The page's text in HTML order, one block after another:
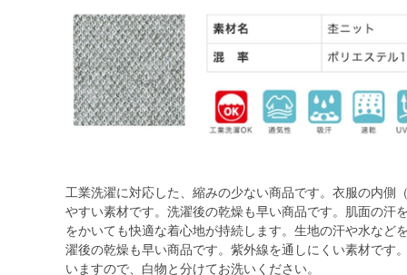
工業洗濯に対応した、縮みの少ない商品です。衣服の内側
やすい素材です。洗濯後の乾燥も早い商品です。肌面の汗
をかいても快適な着心地が持続します。生地の汗や水など
濯後の乾燥も早い商品です。紫外線を通しにくい素材です
いますので、白物と分けてお洗いください。